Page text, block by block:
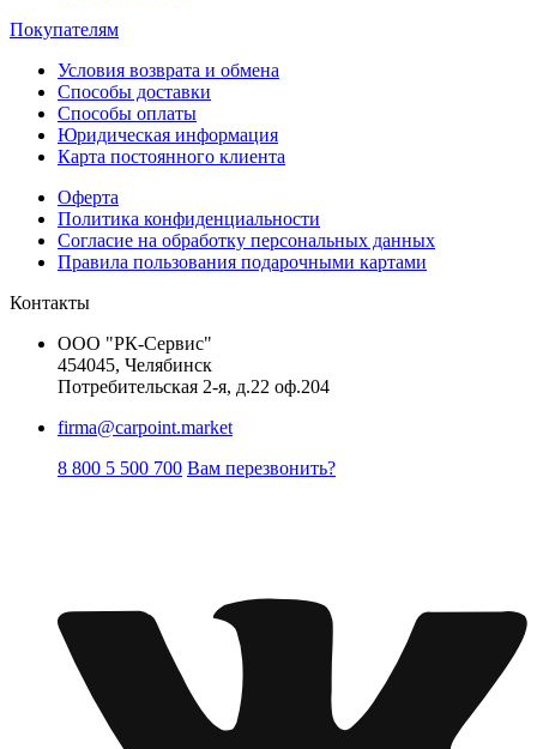
Покупателям
Условия возврата и обмена
Способы доставки
Способы оплаты
Юридическая информация
Карта постоянного клиента
Оферта
Политика конфиденциальности
Согласие на обработку персональных данных
Правила пользования подарочными картами
Контакты
ООО "РК-Сервис"
454045, Челябинск
Потребительская 2-я, д.22 оф.204
firma@carpoint.market
8 800 5 500 700 Вам перезвонить?